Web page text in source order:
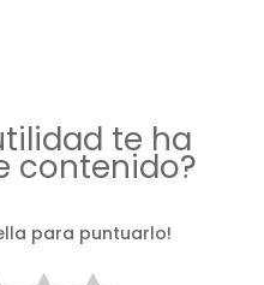
te ha
contenido?
para puntuarlo!